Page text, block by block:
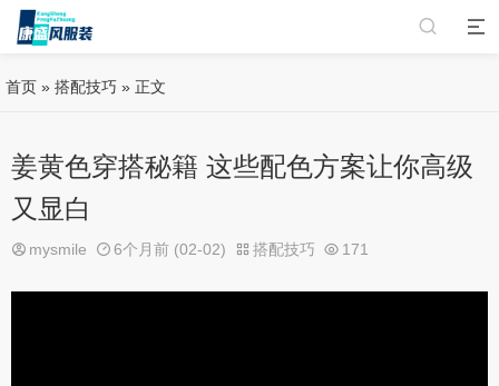
首页 » 搭配技巧 » 正文
姜黄色穿搭秘籍 这些配色方案让你高级
又显白
mysmile 6个月前 (02-02) 搭配技巧 171